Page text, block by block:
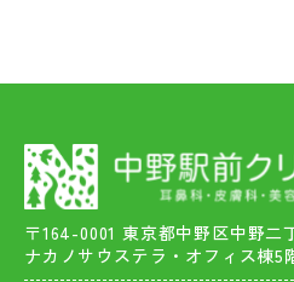
〒164-0001 東京都中野区中野二
ナカノサウステラ・オフィス棟5